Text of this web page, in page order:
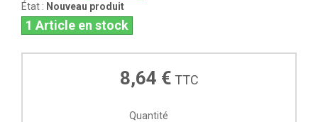
État : Nouveau produit
1 Article en stock
8,64 € TTC
Quantité